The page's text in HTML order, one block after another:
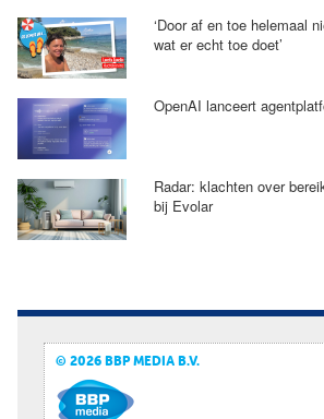
‘Door af en toe helemaal
wat er echt toe doet’
OpenAI lanceert
Radar: klachten over
bij Evolar
© 2026 BBP MEDIA B.V.